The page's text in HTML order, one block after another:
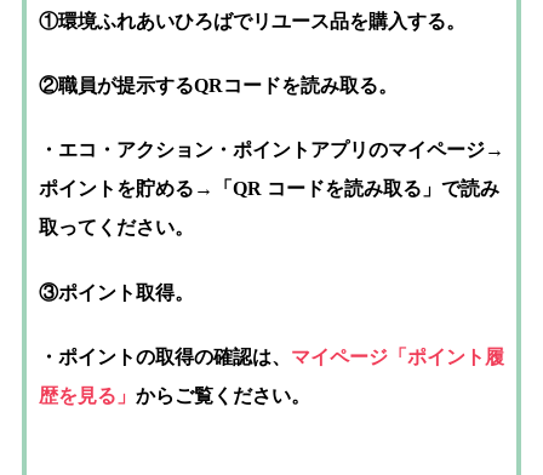
①環境ふれあいひろばでリユース品を購入する。
②職員が提示するQRコードを読み取る。
・エコ・アクション・ポイン トアプリのマイページ→
ポイントを貯める→「QR コードを読み取る」で読み
取ってください。
③ポイント取得。
・ポイントの取得の確認は、 マイページ「ポイント履
歴を見る」 からご覧ください。